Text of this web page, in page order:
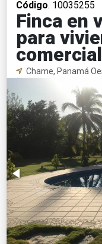
Código. 10035255
Finca en
para
Chame, Panamá